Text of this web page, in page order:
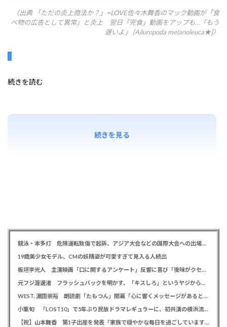
（出典 「ただの炎上商法か？」=LOVE佐々木舞香のマック動画が「食
べ物の広告として異常」と炎上 翌日「完食」動画をアップも…「もう
遅いよ」 [Ailuropoda melanoleuca★]）
続きを読む
続きを見る
競泳・本多灯 危険運転致傷で起訴、アジア大会などの国際大会への出場を辞退
19歳美少女モデル、CMの妖精姿が可愛すぎて見入る人続出
板垣李光人 主演映画「口に関するアンケート」反響に喜び「後味がクセになる、と」
元フジ渡邊渚 フラッシュバックを明かす、「キスしろ」というヤジからパニックに… 「1人の人間の人生に、当たり前の生活を奪った人が全て悪い」
WEST. 濵田崇裕 朗読劇「たもつん」開幕「心に響くメッセージがあると感じています」
小栗旬 「LOST10」で5年ぶり民放ドラマレギュラーに、初共演の横浜流星とバディ役「もう最高です」
【祝】山本舞香 第1子出産を発表「家族で穏やかな毎日を過ごしています」、夫はマイファスHiro